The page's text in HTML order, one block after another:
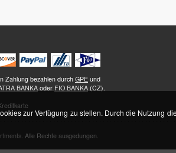
zur Verfügung zu stellen. Durch die Nutzung
Zahlung bezahlen durch GPE und
BANKAoder FIO BANKA (CZ).
. Alle Rechte ausgedungen.